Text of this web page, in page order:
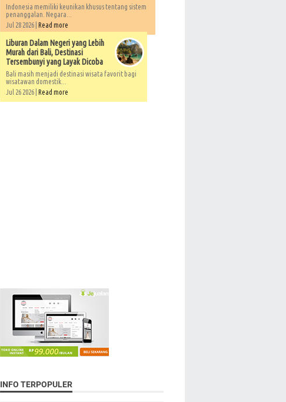
Indonesia memiliki keunikan khusus tentang sistem
penanggalan. Negara...
Jul 28 2026 | Read more
Liburan Dalam Negeri yang Lebih
Murah dari Bali, Destinasi
Tersembunyi yang Layak Dicoba
Bali masih menjadi destinasi wisata favorit bagi
wisatawan domestik...
Jul 26 2026 | Read more
INFO TERPOPULER